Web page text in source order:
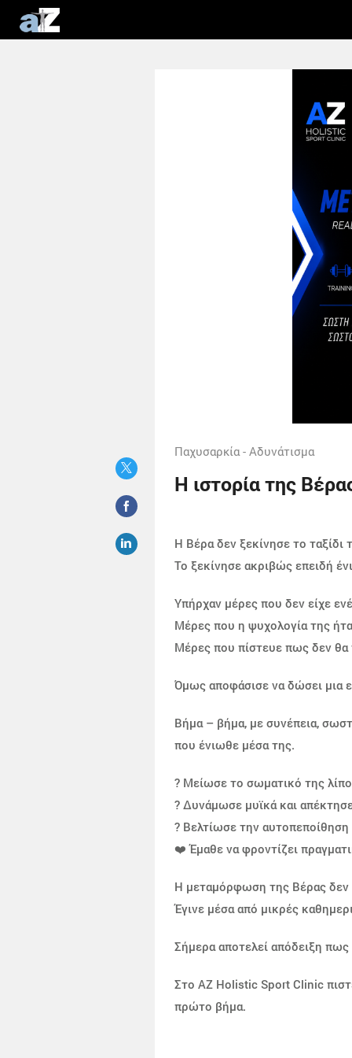
Παχυσαρκία - Αδυνάτισμα
Η ιστορία της
Η Βέρα δεν ξεκίνησε το ταξίδι
Το ξεκίνησε ακριβώς επειδή
Υπήρχαν μέρες που δεν είχε
Μέρες που η ψυχολογία της
Μέρες που πίστευε πως δεν θα
Όμως αποφάσισε να δώσει μια
Βήμα – βήμα, με συνέπεια,
που ένιωθε μέσα της.
? Μείωσε το σωματικό της
? Δυνάμωσε μυϊκά και
? Βελτίωσε την
❤️ Έμαθε να φροντίζει
Η μεταμόρφωση της Βέρας δεν
Έγινε μέσα από μικρές
Σήμερα αποτελεί απόδειξη
Στο AZ Holistic Sport Clinic
πρώτο βήμα.